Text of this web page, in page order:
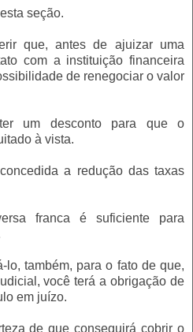
seção.
que, antes de ajuizar uma
com a instituição financeira
de renegociar o valor
um desconto para que o
à vista.
a redução das taxas
franca é suficiente para
lo, também, para o fato de que,
você terá a obrigação de
em juízo.
de que conseguirá cobrir o